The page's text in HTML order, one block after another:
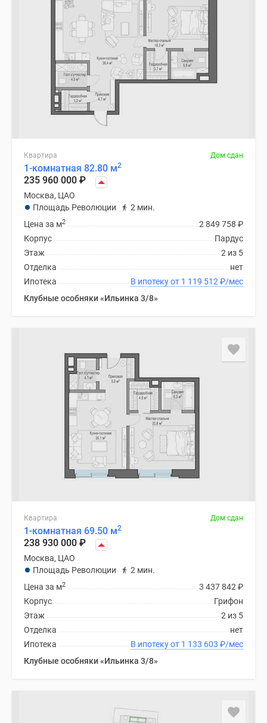
Квартира Дом сдан
1-комнатная 82.80 м2
235 960 000 ₽
Москва, ЦАО
Площадь Революции
2 мин.
2 849 758 ₽
Цена за м2
Пардус
Корпус
2 из 5
Этаж
нет
Отделка
В ипотеку от 1 119 512 ₽/мес
Ипотека
Клубные особняки «Ильинка 3/8»
Квартира Дом сдан
1-комнатная 69.50 м2
238 930 000 ₽
Москва, ЦАО
Площадь Революции
2 мин.
3 437 842 ₽
Цена за м2
Грифон
Корпус
2 из 5
Этаж
нет
Отделка
В ипотеку от 1 133 603 ₽/мес
Ипотека
Клубные особняки «Ильинка 3/8»